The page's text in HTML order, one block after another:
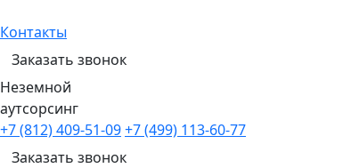
Контакты
Заказать звонок
Неземной
аутсорсинг
+7 (812) 409-51-09+7 (499) 113-60-77
Заказать звонок